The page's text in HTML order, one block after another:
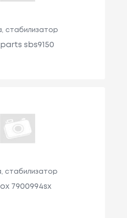
стабилизатор
sbs9150
стабилизатор
7900994sx